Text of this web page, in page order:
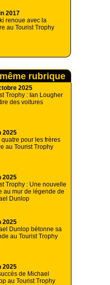
2017
renoue avec la
au Tourist Trophy
rubrique
2025
Trophy : Ian Lougher
des voitures
2025
quatre pour les frères
au Tourist Trophy
2025
Trophy : Une nouvelle
au mur de légende de
Dunlop
2025
Dunlop bétonne sa
au Tourist Trophy
2025
de Michael
au Tourist Trophy